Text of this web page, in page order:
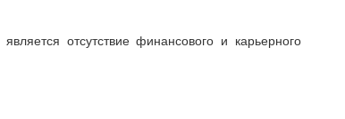
отсутствие финансового и карьерного